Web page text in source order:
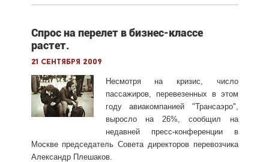
Спрос на перелет в бизнес-классе
растет.
21 сентября 2009
Несмотря на кризис, число
пассажиров, перевезенных в этом
году авиакомпанией "Трансаэро",
выросло на 26%, сообщил на
недавней пресс-конференции в
Москве председатель Совета директоров перевозчика
Александр Плешаков.